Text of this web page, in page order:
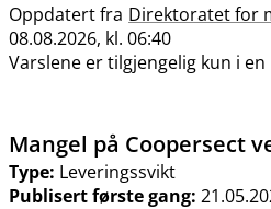
Oppdatert fra Direktoratet for
08.08.2026, kl. 06:40
Varslene er tilgjengelig kun i
Mangel på Coopersect
Type: Leveringssvikt
Publisert første gang: